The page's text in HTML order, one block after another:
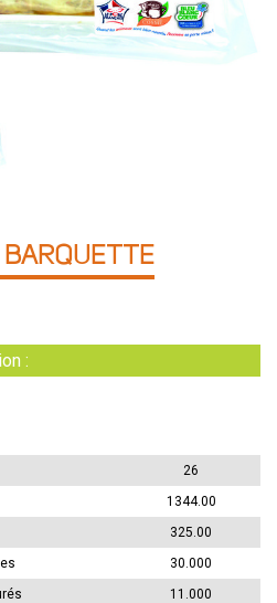
BARQUETTE
:
26
1344.00
325.00
30.000
11.000